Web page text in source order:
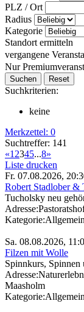
PLZ / Ort
Radius
Kategorie
Standort ermitteln
vergangene
Nur
Suchkriterien:
keine
Merkzettel: 0
Suchtreffer: 141
«1 2345...8»
Liste drucken
Fr. 07.08.2026,
Robert Stadlober &
Tucholsky neu
Adresse:
Kategorie:
Sa. 08.08.2026,
Filzen mit Wolle
Spinnkurs,
Adresse:
Maasholm
Kategorie: